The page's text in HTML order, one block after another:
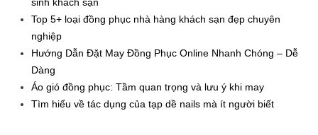
Top 5+ loại đồng phục nhà hàng khách sạn đẹp chuyên
nghiệp
Hướng Dẫn Đặt May Đồng Phục Online Nhanh Chóng – Dễ
Dàng
Áo gió đồng phục: Tầm quan trọng và lưu ý khi may
Tìm hiểu về tác dụng của tạp dề nails mà ít người biết